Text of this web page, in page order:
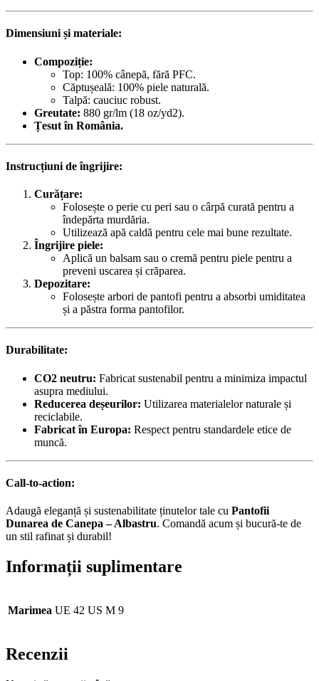
Dimensiuni și materiale:
Compoziție:
Top: 100% cânepă, fără PFC.
Căptușeală: 100% piele naturală.
Talpă: cauciuc robust.
Greutate: 880 gr/lm (18 oz/yd2).
Țesut în România.
Instrucțiuni de îngrijire:
Curățare:
Folosește o perie cu peri sau o cârpă curată pentru a
îndepărta murdăria.
Utilizează apă caldă pentru cele mai bune rezultate.
Îngrijire piele:
Aplică un balsam sau o cremă pentru piele pentru a
preveni uscarea și crăparea.
Depozitare:
Folosește arbori de pantofi pentru a absorbi umiditatea
și a păstra forma pantofilor.
Durabilitate:
CO2 neutru: Fabricat sustenabil pentru a minimiza impactul
asupra mediului.
Reducerea deșeurilor: Utilizarea materialelor naturale și
reciclabile.
Fabricat în Europa: Respect pentru standardele etice de
muncă.
Call-to-action:
Adaugă eleganță și sustenabilitate ținutelor tale cu Pantofii
Dunarea de Canepa – Albastru. Comandă acum și bucură-te de
un stil rafinat și durabil!
Informații suplimentare
Marimea UE 42 US M 9
Recenzii